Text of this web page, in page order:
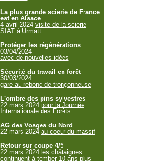
La plus grande scierie de France
est en Alsace
4 avril 2024 visite de la scierie
SIAT à Urmatt
Protéger les régénérations
03/04/2024
avec de nouvelles idées
Sécurité du travail en forêt
30/03/2024
gare au rebond de tronçonneuse
L'ombre des pins sylvestres
22 mars 2024 pour la Journée
Internationale des Forêts
AG des Vosges du Nord
22 mars 2024 au coeur du massif
Retour sur coupe 4/5
22 mars 2024 les châtaignes
continuent à tomber 10 ans plus